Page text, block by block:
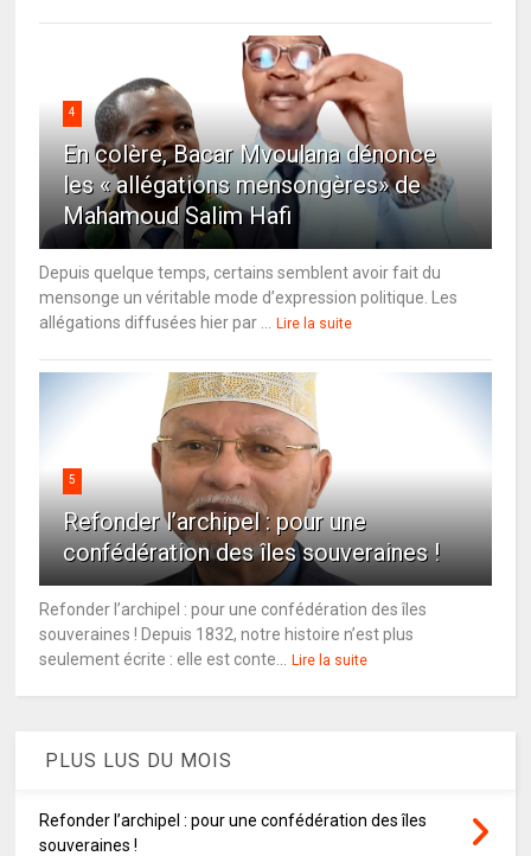
4
En colère, Bacar Mvoulana dénonce
les « allégations mensongères» de
Mahamoud Salim Hafi
Depuis quelque temps, certains semblent avoir fait du
mensonge un véritable mode d’expression politique. Les
allégations diffusées hier par ...
Lire la suite
5
Refonder l’archipel : pour une
confédération des îles souveraines !
Refonder l’archipel : pour une confédération des îles
souveraines ! Depuis 1832, notre histoire n’est plus
seulement écrite : elle est conte...
Lire la suite
PLUS LUS DU MOIS
Refonder l’archipel : pour une confédération des îles
souveraines !